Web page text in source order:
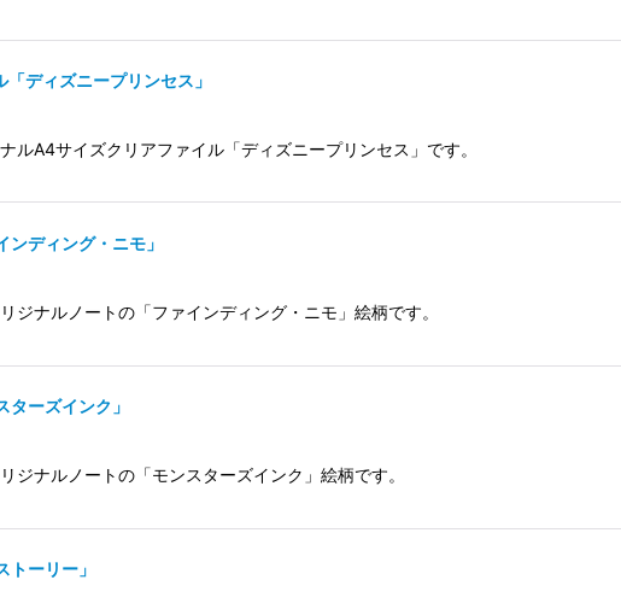
ディズニープリンセス」
ルA4サイズクリアファイル「ディズニープリンセス」です。
ンディング・ニモ」
ジナルノートの「ファインディング・ニモ」絵柄です。
ターズインク」
ジナルノートの「モンスターズインク」絵柄です。
トーリー」